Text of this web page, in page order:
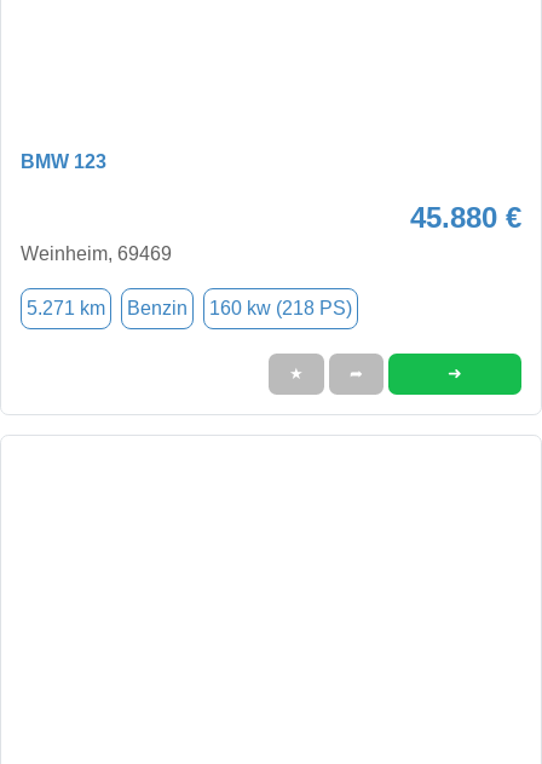
BMW 123
45.880 €
Weinheim, 69469
5.271 km Benzin 160 kw (218 PS)
★ ➦ ➜